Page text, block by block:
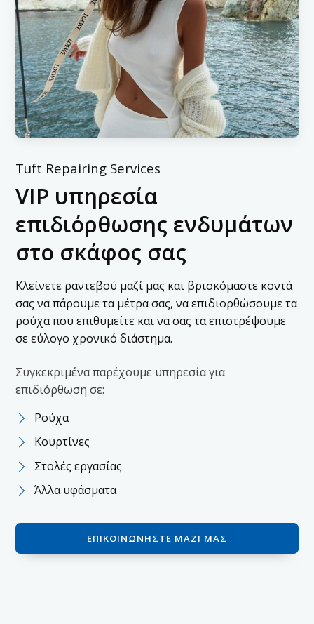
Tuft Repairing Services
VIP υπηρεσία
επιδιόρθωσης ενδυμάτων
στο σκάφος σας
Κλείνετε ραντεβού μαζί μας και βρισκόμαστε κοντά
σας να πάρουμε τα μέτρα σας, να επιδιορθώσουμε τα
ρούχα που επιθυμείτε και να σας τα επιστρέψουμε
σε εύλογο χρονικό διάστημα.
Συγκεκριμένα παρέχουμε υπηρεσία για
επιδιόρθωση σε:
Ρούχα
Κουρτίνες
Στολές εργασίας
Άλλα υφάσματα
ΕΠΙΚΟΙΝΩΝΉΣΤΕ ΜΑΖΊ ΜΑΣ